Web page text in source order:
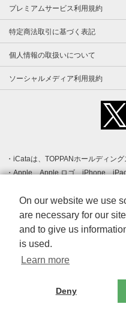
プレミアムサービス利用規約
特定商法取引に基づく表記
個人情報の取扱いについて
ソーシャルメディア利用規約
iCataは、TOPPANホールディング
Apple、Apple ロゴ、iPhone、
登録された Apple Inc. の商標で
クです。
Android、Google Play および
す。
Windows は Microsoft Inc.の米国
標です。
Adobe、Adobe Reader、Adobe
その他、記載されている会社名
On our website we use
are necessary for our
and to give us
is used.
Learn more
Deny